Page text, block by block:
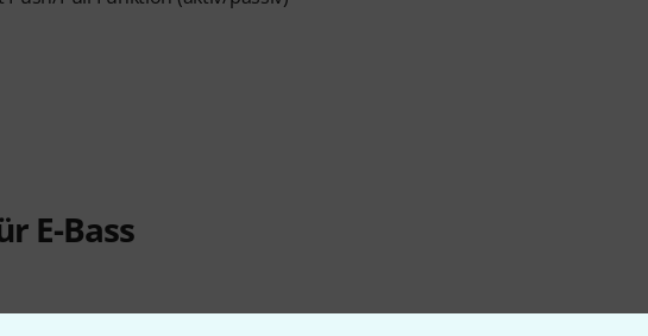
E-Bass